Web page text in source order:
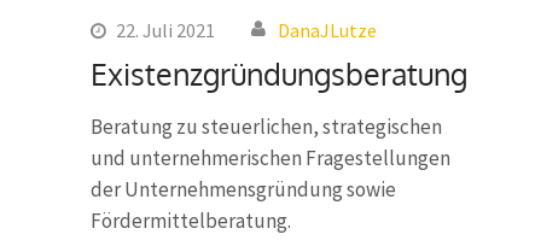
22. Juli 2021 DanaJLutze
Existenzgründungsberatung
Beratung zu steuerlichen, strategischen
und unternehmerischen Fragestellungen
der Unternehmensgründung sowie
Fördermittelberatung.